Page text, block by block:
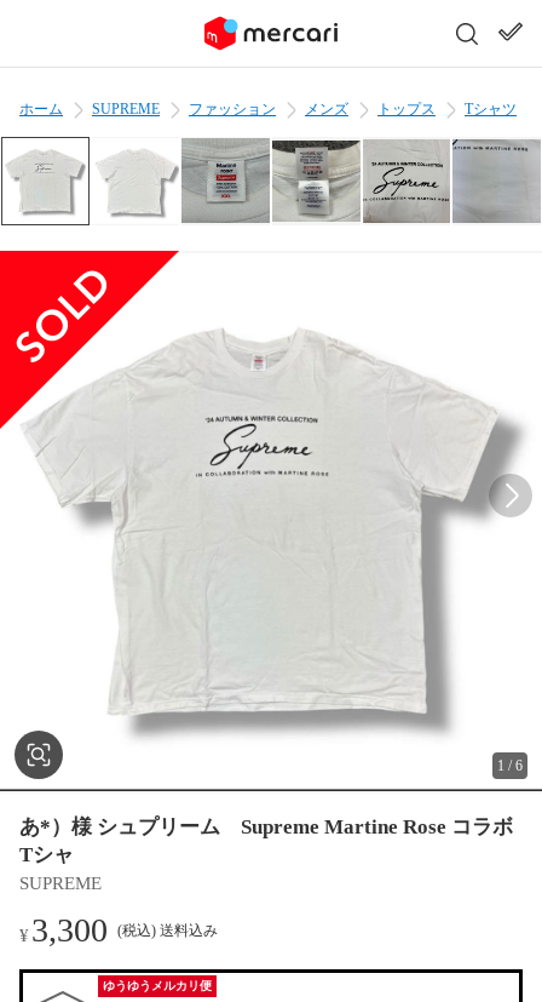
ホーム SUPREME ファッション メンズ トップス Tシャツ
1 /6
あ*）様 シュプリーム Supreme Martine Rose コラボ
Tシャ
SUPREME
¥3,300 (税込) 送料込み
ゆうゆうメルカリ便